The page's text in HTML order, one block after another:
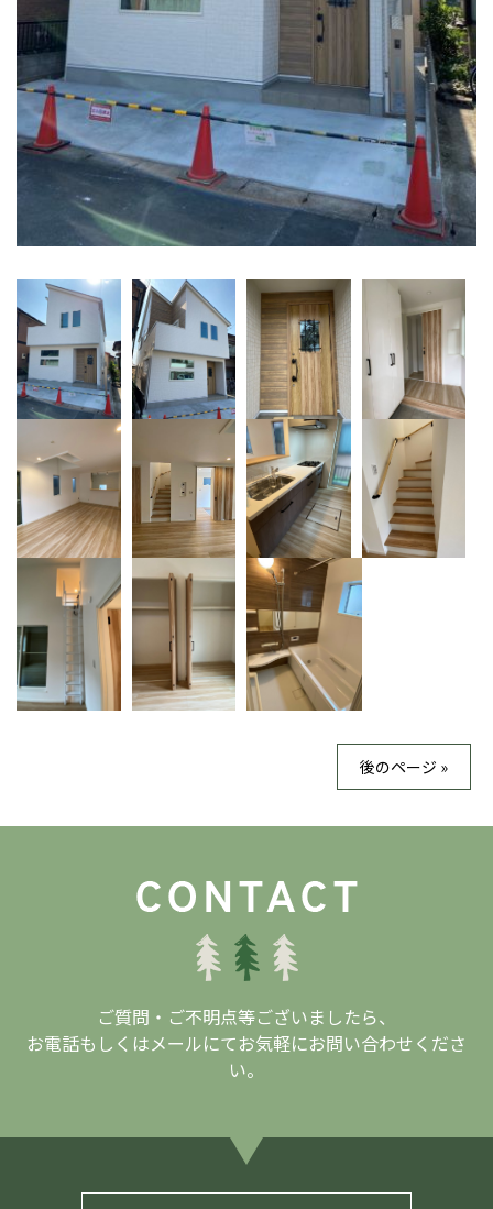
後のページ »
ご質問・ご不明点等ございましたら、
お電話もしくはメールにてお気軽にお問い合わせくださ
い。